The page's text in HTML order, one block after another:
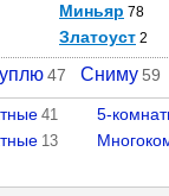
Миньяр 78
Златоуст 2
47 Сниму 59
41 5-
13